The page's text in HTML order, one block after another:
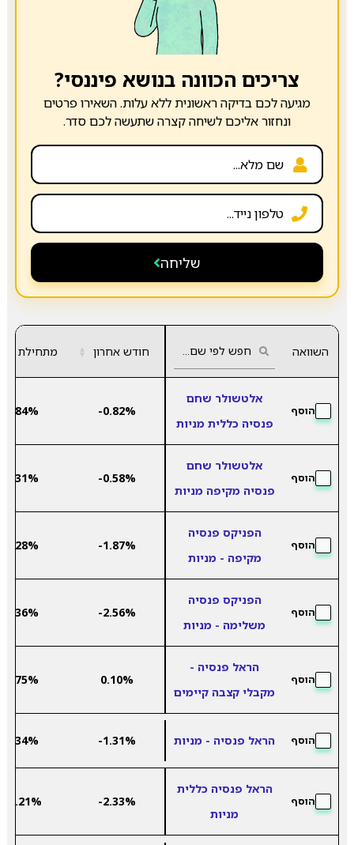
צריכים הכוונה בנושא פיננסי?
מגיעה לכם בדיקה ראשונית ללא עלות. השאירו פרטים
ונחזור אליכם לשיחה קצרה שתעשה לכם סדר.
שליחה
השוואה חודש אחרון ▲
▼ מתחילת
הוסף
אלטשולר שחם
פנסיה כללית מניות
-0.82%
6.84%
הוסף
אלטשולר שחם
פנסיה מקיפה מניות
-0.58%
6.31%
הוסף
הפניקס פנסיה
מקיפה - מניות
-1.87%
7.28%
הוסף
הפניקס פנסיה
משלימה - מניות
-2.56%
8.36%
הוסף
הראל פנסיה -
מקבלי קצבה קיימים
0.10%
2.75%
הוסף הראל פנסיה - מניות -1.31%
9.34%
הוסף
הראל פנסיה כללית
מניות
-2.33%
12.21%